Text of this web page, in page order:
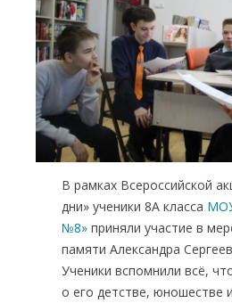
В рамках Всероссийской
дни» ученики 8А класса
№8» приняли участие в
памяти Александра
Ученики вспомнили всё,
о его детстве, юношестве
записям